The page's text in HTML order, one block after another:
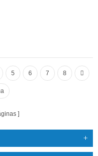
5 6 7 8